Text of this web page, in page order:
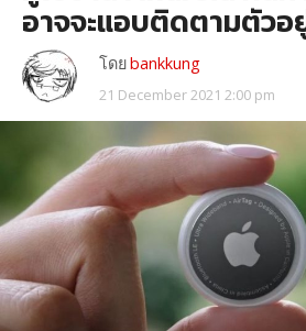
อาจจะแอบติดตามตัวอ
โดยbankkung
21 December 2021 2:00 pm